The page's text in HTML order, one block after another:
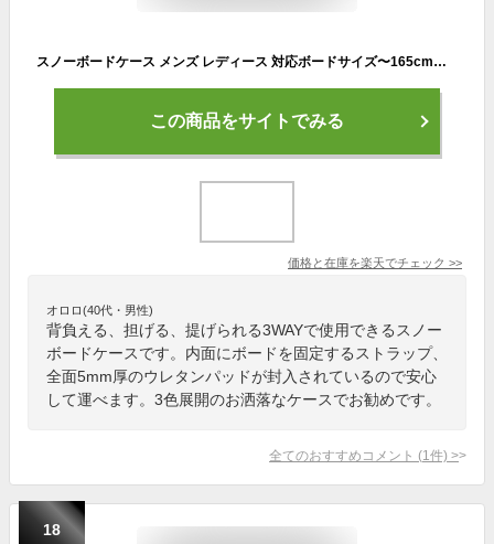
スノーボードケース メンズ レディース 対応ボードサイズ〜165cm迄 大容量 オールインワン 3WAY リュック/ショルダー/ハンド Wrap RZB509 ラウズ ROUZE スノーボード ケース
この商品をサイトでみる
価格と在庫を楽天でチェック >>
オロロ(40代・男性)
背負える、担げる、提げられる3WAYで使用できるスノー
ボードケースです。内面にボードを固定するストラップ、
全面5mm厚のウレタンパッドが封入されているので安心
して運べます。3色展開のお洒落なケースでお勧めです。
全てのおすすめコメント (1 件) >
18